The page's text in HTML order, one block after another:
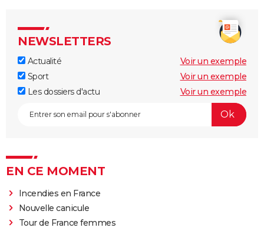
NEWSLETTERS
Actualité
Voir un exemple
Sport
Voir un exemple
Les dossiers d'actu
Voir un exemple
EN CE MOMENT
Incendies en France
Nouvelle canicule
Tour de France femmes